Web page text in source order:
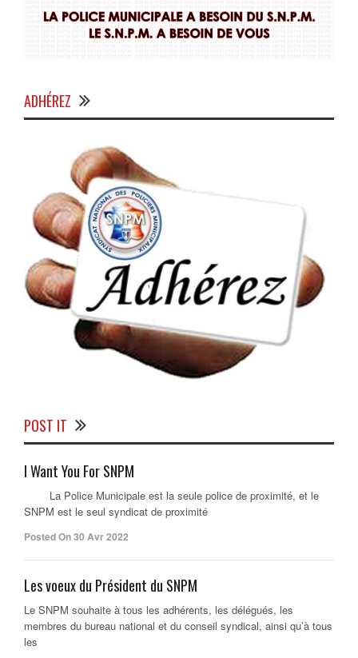
ADHÉREZ
POST IT
I Want You For SNPM
La Police Municipale est la seule police de proximité, et le
SNPM est le seul syndicat de proximité
Posted On 30 Avr 2022
Les voeux du Président du SNPM
Le SNPM souhaite à tous les adhérents, les délégués, les
membres du bureau national et du conseil syndical, ainsi qu’à tous
les